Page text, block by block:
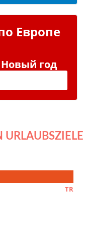
Европе
год
URLAUBSZIELE
TR